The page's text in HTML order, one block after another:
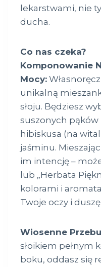
lekarstwami, nie
ducha.
Co nas czeka?
Komponowanie
Mocy:
unikalną
słoju. Będziesz
suszonych pąków
hibiskusa (na
jaśminu.
im intencję –
lub „Herbata
kolorami i
Twoje oczy i duszę.
Wiosenne
słoikiem pełnym
boku, oddasz się